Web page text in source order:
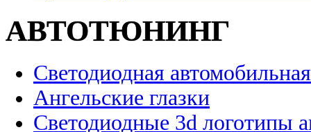
АВТОТЮНИНГ
Светодиодная
Ангельские глазки
Светодиодные 3d логотипы